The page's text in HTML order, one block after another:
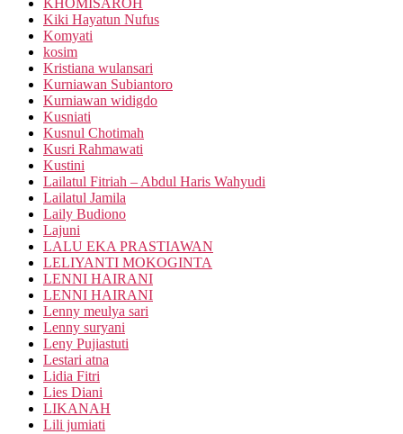
KHOMISAROH
Kiki Hayatun Nufus
Komyati
kosim
Kristiana wulansari
Kurniawan Subiantoro
Kurniawan widigdo
Kusniati
Kusnul Chotimah
Kusri Rahmawati
Kustini
Lailatul Fitriah – Abdul Haris Wahyudi
Lailatul Jamila
Laily Budiono
Lajuni
LALU EKA PRASTIAWAN
LELIYANTI MOKOGINTA
LENNI HAIRANI
LENNI HAIRANI
Lenny meulya sari
Lenny suryani
Leny Pujiastuti
Lestari atna
Lidia Fitri
Lies Diani
LIKANAH
Lili jumiati